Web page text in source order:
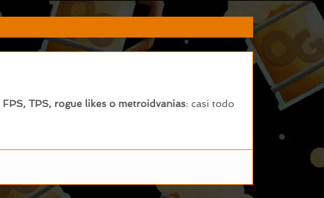
FPS, TPS, rogue likes o metroidvanias: casi todo